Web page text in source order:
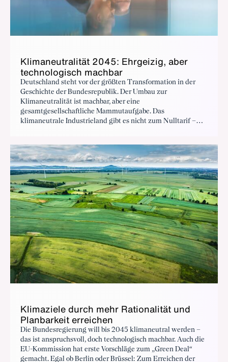
Klimaneutralität 2045: Ehrgeizig, aber
technologisch machbar
Deutschland steht vor der größten Transformation in der
Geschichte der Bundesrepublik. Der Umbau zur
Klimaneutralität ist machbar, aber eine
gesamtgesellschaftliche Mammutaufgabe. Das
klimaneutrale Industrieland gibt es nicht zum Nulltarif –
zur Modernisierung unseres Landes, betont BDI-Präsident
Siegfried Russwurm bei der Pressekonferenz zur
Studienvorstellung.
Klimaziele durch mehr Rationalität und
Planbarkeit erreichen
Die Bundesregierung will bis 2045 klimaneutral werden –
das ist anspruchsvoll, doch technologisch machbar. Auch die
EU-Kommission hat erste Vorschläge zum „Green Deal“
gemacht. Egal ob Berlin oder Brüssel: Zum Erreichen der